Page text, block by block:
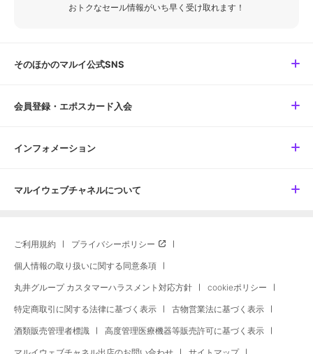
おトクなセール情報がいち早く受け取れます！
そのほかのマルイ公式SNS
会員登録・エポスカード入会
インフォメーション
マルイウェブチャネルについて
ご利用規約 プライバシーポリシー
個人情報の取り扱いに関する同意条項
丸井グループ カスタマーハラスメント対応方針 cookieポリシー
特定商取引に関する法律に基づく表示 古物営業法に基づく表示
酒類販売管理者標識 高度管理医療機器等販売許可に基づく表示